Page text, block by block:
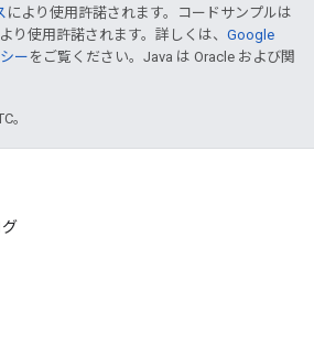
により使用許諾されます。コードサンプルは
り使用許諾されます。詳しくは、 Google
ー をご覧ください。Java は Oracle および関
。